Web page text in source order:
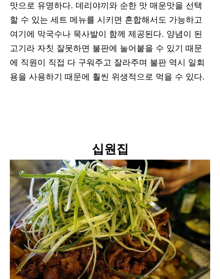
맛으로 유명하다. 데리야끼와 순한 맛 매운맛을 선택
할 수 있는 세트 메뉴를 시키면 혼합해서도 가능하고
여기에 막국수나 묵사발이 함께 제공된다. 양념이 된
고기라 자칫 잘못하면 불판에 눌어붙을 수 있기 때문
에 직원이 직접 다 구워주고 잘라주며 불판 역시 일회
용을 사용하기 때문에 훨씬 위생적으로 먹을 수 있다.
십원집